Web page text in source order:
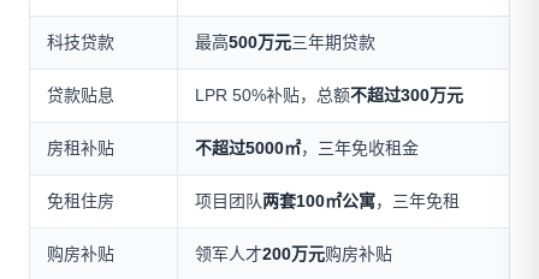
科技贷款 最高500万元三年期贷款
贷款贴息 LPR 50%补贴，总额不超过300万元
房租补贴 不超过5000㎡，三年免收租金
免租住房 项目团队两套100㎡公寓，三年免租
购房补贴 领军人才200万元购房补贴